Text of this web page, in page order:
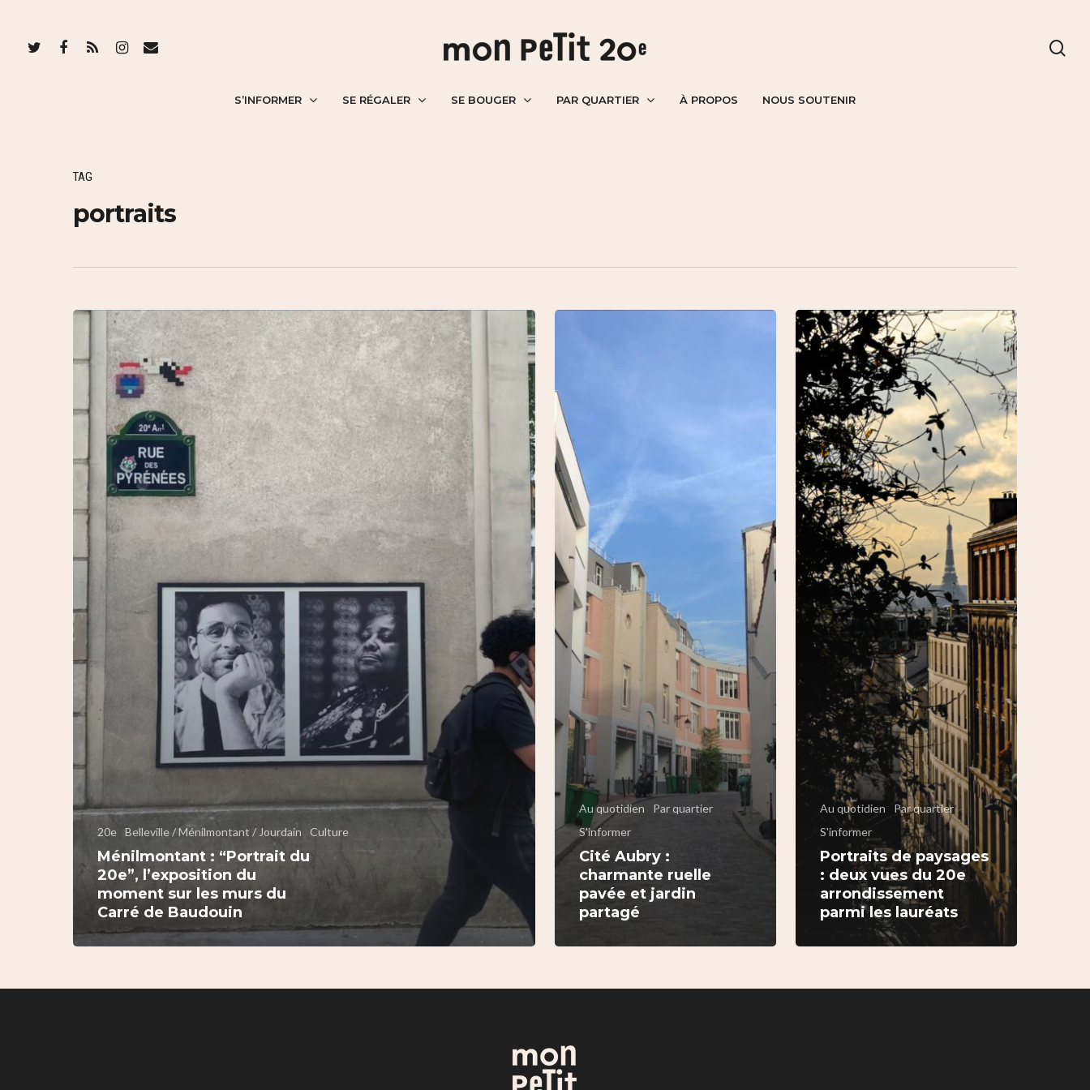
S’INFORMER SE RÉGALER SE BOUGER PAR QUARTIER À PROPOS NOUS SOUTENIR
TAG
portraits
20e Belleville / Ménilmontant / Jourdain Culture
Ménilmontant : “Portrait du
20e”, l’exposition du
moment sur les murs du
Carré de Baudouin
Au quotidien
Par quartier
S'informer
Cité Aubry :
charmante ruelle
pavée et jardin
partagé
Au quotidien
Par quartier
S'informer
Portraits de paysages
: deux vues du 20e
arrondissement
parmi les lauréats